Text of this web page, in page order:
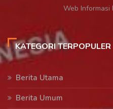
Web Informasi
KATEGORI TERPOPULER
Berita Utama
Berita Umum